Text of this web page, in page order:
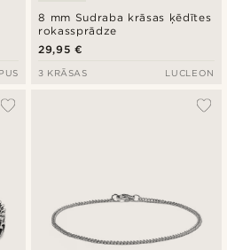
8 mm Sudraba krāsas ķēdītes
rokassprādze
29,95 €
3 KRĀSAS LUCLEON